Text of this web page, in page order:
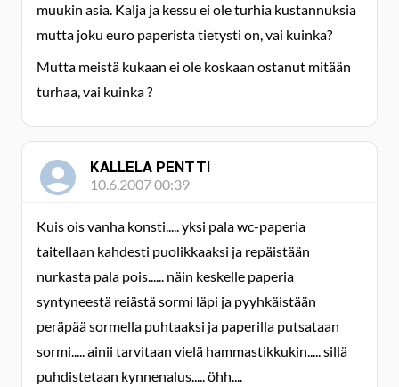
muukin asia. Kalja ja kessu ei ole turhia kustannuksia
mutta joku euro paperista tietysti on, vai kuinka?
Mutta meistä kukaan ei ole koskaan ostanut mitään
turhaa, vai kuinka ?
KALLELA PENTTI
10.6.2007 00:39
Kuis ois vanha konsti..... yksi pala wc-paperia
taitellaan kahdesti puolikkaaksi ja repäistään
nurkasta pala pois...... näin keskelle paperia
syntyneestä reiästä sormi läpi ja pyyhkäistään
peräpää sormella puhtaaksi ja paperilla putsataan
sormi..... ainii tarvitaan vielä hammastikkukin..... sillä
puhdistetaan kynnenalus..... öhh....